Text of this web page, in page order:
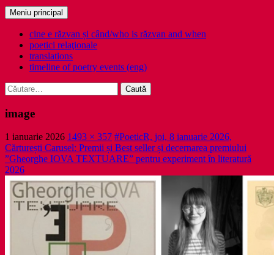
Caută
Meniu principal
cine e răzvan și când/who is răzvan and when
poetici relaţionale
translations
timeline of poetry events (eng)
Caută
după:
image
1 ianuarie 2026 1493 × 357 #PoeticR, joi, 8 ianuarie 2026,
Cărturești Carusel: Premii și Best seller și decernarea premiului
”Gheorghe IOVA TEXTUARE” pentru experiment în literatură
2026